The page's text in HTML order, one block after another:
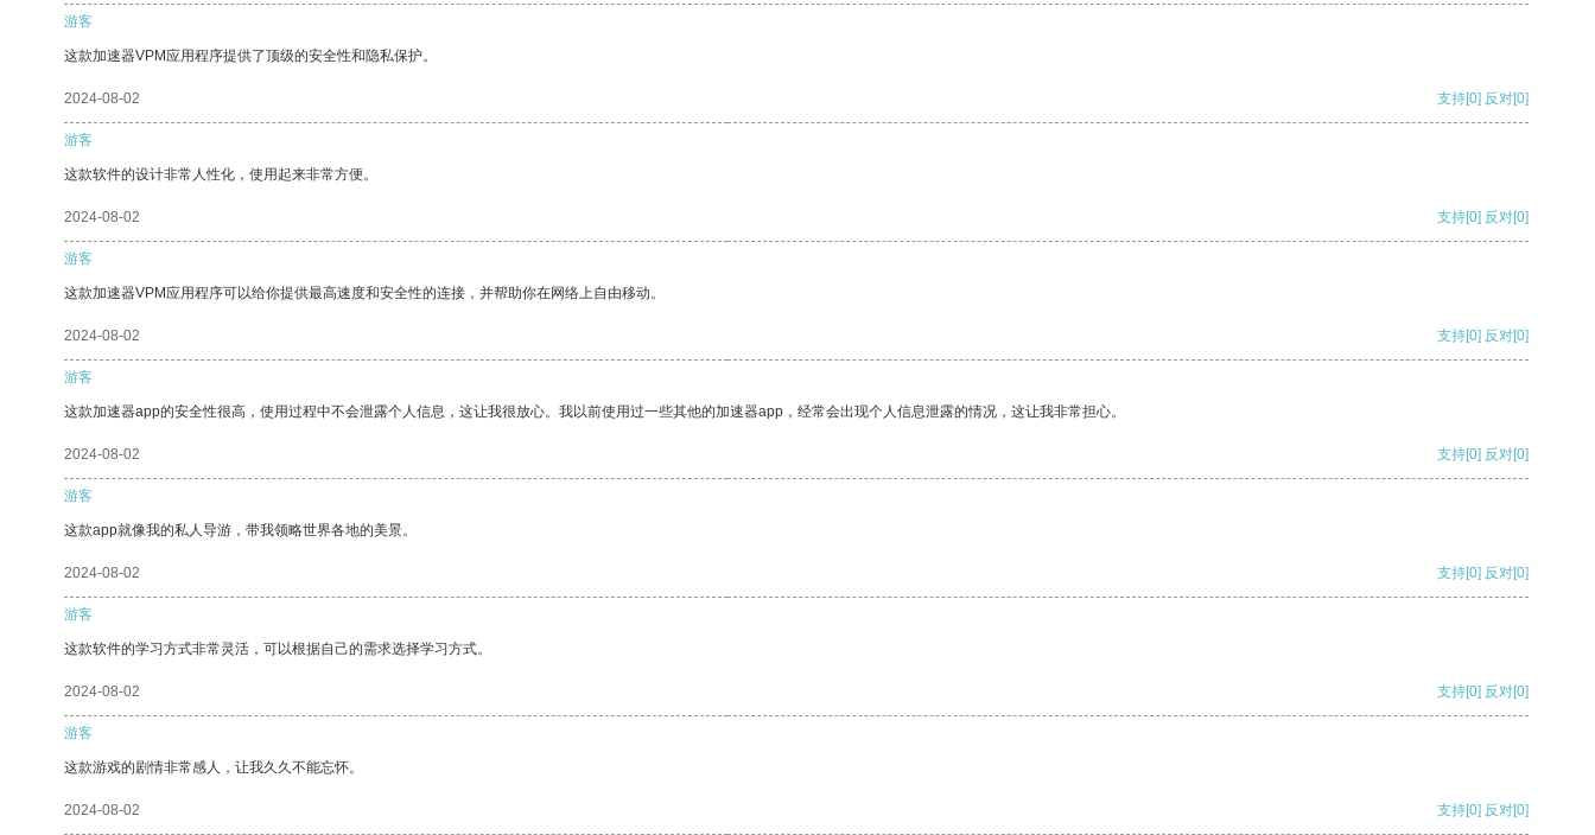
游客
这款加速器VPM应用程序提供了顶级的安全性和隐私保护。
2024-08-02 支持[0] 反对[0]
游客
这款软件的设计非常人性化，使用起来非常方便。
2024-08-02 支持[0] 反对[0]
游客
这款加速器VPM应用程序可以给你提供最高速度和安全性的连接，并帮助你在网络上自由移动。
2024-08-02 支持[0] 反对[0]
游客
这款加速器app的安全性很高，使用过程中不会泄露个人信息，这让我很放心。我以前使用过一些其他的加速器app，经常会出现个人信息泄露的情况，这让我非常担心。
2024-08-02 支持[0] 反对[0]
游客
这款app就像我的私人导游，带我领略世界各地的美景。
2024-08-02 支持[0] 反对[0]
游客
这款软件的学习方式非常灵活，可以根据自己的需求选择学习方式。
2024-08-02 支持[0] 反对[0]
游客
这款游戏的剧情非常感人，让我久久不能忘怀。
2024-08-02 支持[0] 反对[0]